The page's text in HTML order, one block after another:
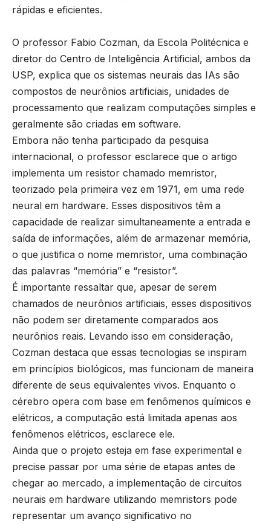
rápidas e eficientes.
O professor Fabio Cozman, da Escola Politécnica e
diretor do Centro de Inteligência Artificial, ambos da
USP, explica que os sistemas neurais das IAs são
compostos de neurônios artificiais, unidades de
processamento que realizam computações simples e
geralmente são criadas em software.
Embora não tenha participado da pesquisa
internacional, o professor esclarece que o artigo
implementa um resistor chamado memristor,
teorizado pela primeira vez em 1971, em uma rede
neural em hardware. Esses dispositivos têm a
capacidade de realizar simultaneamente a entrada e
saída de informações, além de armazenar memória,
o que justifica o nome memristor, uma combinação
das palavras “memória” e “resistor”.
É importante ressaltar que, apesar de serem
chamados de neurônios artificiais, esses dispositivos
não podem ser diretamente comparados aos
neurônios reais. Levando isso em consideração,
Cozman destaca que essas tecnologias se inspiram
em princípios biológicos, mas funcionam de maneira
diferente de seus equivalentes vivos. Enquanto o
cérebro opera com base em fenômenos químicos e
elétricos, a computação está limitada apenas aos
fenômenos elétricos, esclarece ele.
Ainda que o projeto esteja em fase experimental e
precise passar por uma série de etapas antes de
chegar ao mercado, a implementação de circuitos
neurais em hardware utilizando memristors pode
representar um avanço significativo no